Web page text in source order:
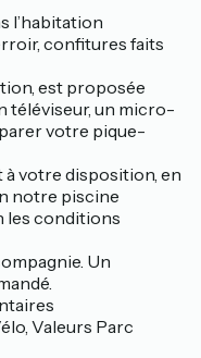
l’habitation
confitures faits
est proposée
téléviseur, un micro-
votre pique-
à votre disposition, en
notre piscine
les conditions
Un
Valeurs Parc